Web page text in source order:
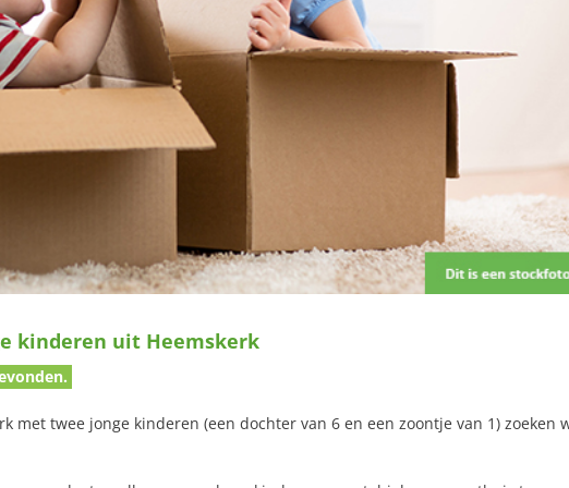
kinderen uit Heemskerk
met twee jonge kinderen (een dochter van 6 en een zoontje van 1) zoeken